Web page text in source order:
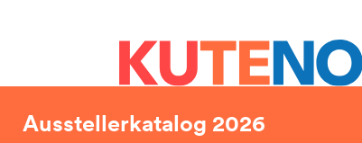
Ausstellerkatalog 2026